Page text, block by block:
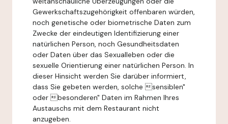
Gewerkschaftszugehörigkeit offenbaren würden,
noch genetische oder biometrische Daten zum
Zwecke der eindeutigen Identifizierung einer
natürlichen Person, noch Gesundheitsdaten
oder Daten über das Sexualleben oder die
sexuelle Orientierung einer natürlichen Person. In
dieser Hinsicht werden Sie darüber informiert,
dass Sie gebeten werden, solche sensiblen"
oder besonderen" Daten im Rahmen Ihres
Austauschs mit dem Restaurant nicht
anzugeben.